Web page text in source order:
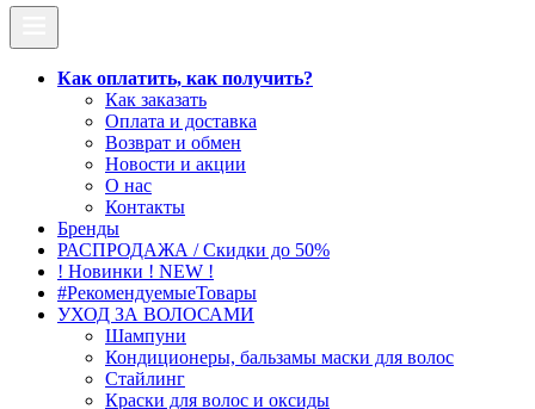
Как оплатить, как получить?
Как заказать
Оплата и доставка
Возврат и обмен
Новости и акции
О нас
Контакты
Бренды
РАСПРОДАЖА / Скидки до 50%
! Новинки ! NEW !
#РекомендуемыеТовары
УХОД ЗА ВОЛОСАМИ
Шампуни
Кондиционеры, бальзамы маски для волос
Стайлинг
Краски для волос и оксиды